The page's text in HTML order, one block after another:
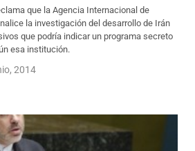
que la Agencia Internacional de
la investigación del desarrollo de Irán
que podría indicar un programa secreto
esa institución.
2014